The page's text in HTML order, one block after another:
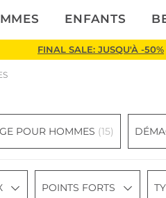
ENFANTS
FINAL SALE: JUSQU'À -50%
POUR HOMMES (15)
POINTS FORTS